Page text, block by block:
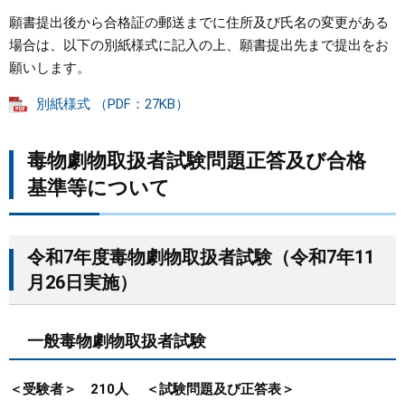
願書提出後から合格証の郵送までに住所及び氏名の変更がある
場合は、以下の別紙様式に記入の上、願書提出先まで提出をお
願いします。
別紙様式 （PDF：27KB）
毒物劇物取扱者試験問題正答及び合格
基準等について
令和7年度毒物劇物取扱者試験（令和7年11
月26日実施）
一般毒物劇物取扱者試験
＜受験者＞ 210人 ＜試験問題及び正答表＞